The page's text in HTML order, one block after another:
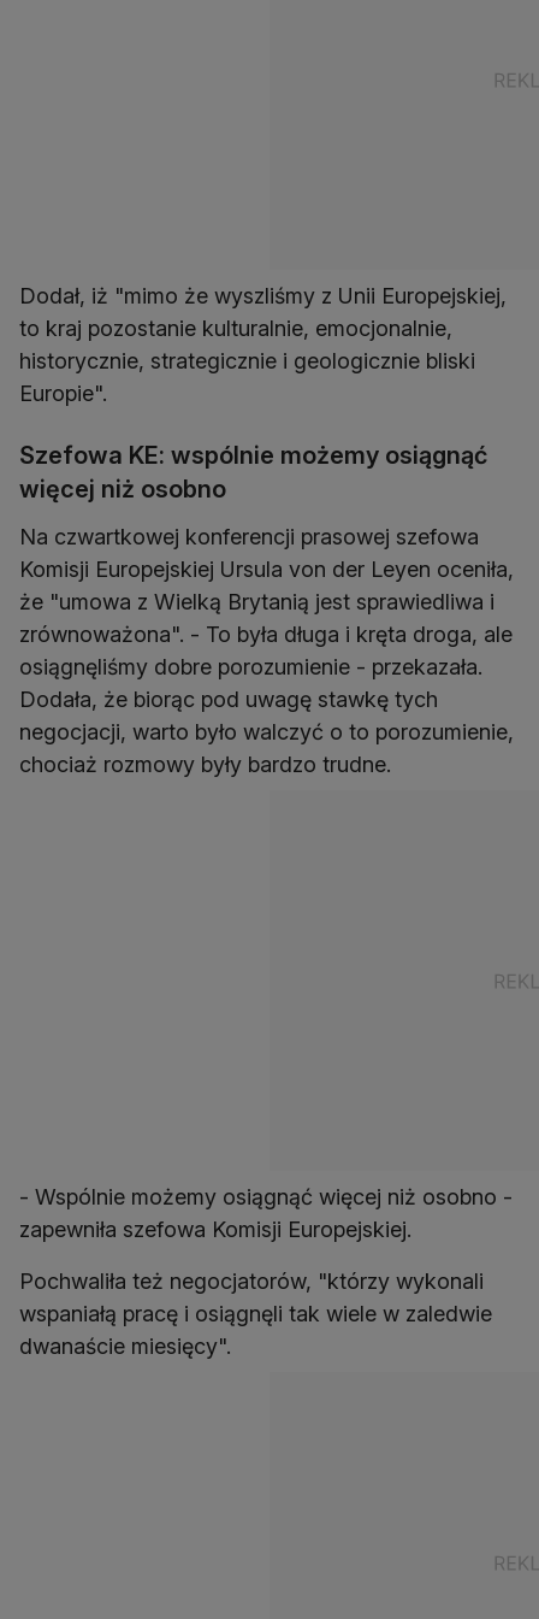
Dodał, iż "mimo że wyszliśmy z Unii Europejskiej,
to kraj pozostanie kulturalnie, emocjonalnie,
historycznie, strategicznie i geologicznie bliski
Europie".
Szefowa KE: wspólnie możemy osiągnąć
więcej niż osobno
Na czwartkowej konferencji prasowej szefowa
Komisji Europejskiej Ursula von der Leyen oceniła,
że "umowa z Wielką Brytanią jest sprawiedliwa i
zrównoważona". - To była długa i kręta droga, ale
osiągnęliśmy dobre porozumienie - przekazała.
Dodała, że biorąc pod uwagę stawkę tych
negocjacji, warto było walczyć o to porozumienie,
chociaż rozmowy były bardzo trudne.
- Wspólnie możemy osiągnąć więcej niż osobno -
zapewniła szefowa Komisji Europejskiej.
Pochwaliła też negocjatorów, "którzy wykonali
wspaniałą pracę i osiągnęli tak wiele w zaledwie
dwanaście miesięcy".